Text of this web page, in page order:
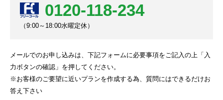
0120-118-234
（9:00～18:00水曜定休）
メールでのお申し込みは、下記フォームに必要事項をご記入の上「入
力ボタンの確認」を押してください。
※お客様のご要望に近いプランを作成する為、質問にはできるだけお
答え下さい